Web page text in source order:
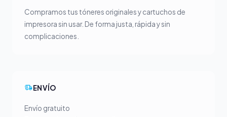
Compramos tus tóneres originales y cartuchos de
impresora sin usar. De forma justa, rápida y sin
complicaciones.
ENVÍO
Envío gratuito